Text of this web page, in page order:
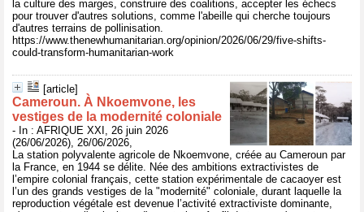
la culture des marges, construire des coalitions, accepter les échecs
pour trouver d'autres solutions, comme l'abeille qui cherche toujours
d'autres terrains de pollinisation.
https://www.thenewhumanitarian.org/opinion/2026/06/29/five-shifts-
could-transform-humanitarian-work
[article]
Cameroun. À Nkoemvone, les
vestiges de la modernité coloniale
- In : AFRIQUE XXI, 26 juin 2026
(26/06/2026), 26/06/2026,
La station polyvalente agricole de Nkoemvone, créée au Cameroun par
la France, en 1944 se délite. Née des ambitions extractivistes de
l’empire colonial français, cette station expérimentale de cacaoyer est
l’un des grands vestiges de la "modernité" coloniale, durant laquelle la
reproduction végétale est devenue l’activité extractiviste dominante,